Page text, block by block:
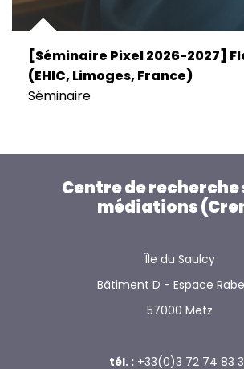
[Séminaire Pixel 2026-2027]
(EHIC, Limoges, France)
Séminaire
Centre de recherche
médiations
Île du Saulcy
Bâtiment D - Espace
57000 Metz
tél. : +33(0)3 72 74 83